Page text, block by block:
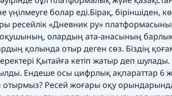
болар еді. ​Бірақ, біріншіден,
ресейлік «Дневник ру»
олардың ата-анасының
қолында отыр деген сөз. Біздің
Қытайға кетіп жатыр деп шулады.
Ендеше осы цифрлық ақпараттар 6
отырмыз? Ресей жоғары оқу